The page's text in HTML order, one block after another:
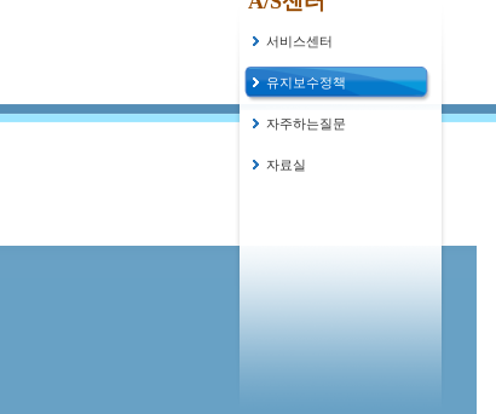
서비스센터
유지보수정책
자주하는질문
자료실